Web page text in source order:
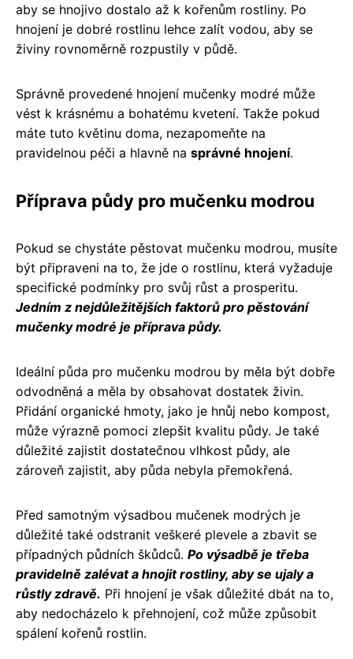
aby se hnojivo dostalo až k kořenům rostliny. Po
hnojení je dobré rostlinu lehce zalít vodou, aby se
živiny rovnoměrně rozpustily v půdě.
Správně provedené hnojení mučenky modré může
vést k krásnému a bohatému kvetení. Takže pokud
máte tuto květinu doma, nezapomeňte na
pravidelnou péči a hlavně na správné hnojení.
Příprava půdy pro mučenku modrou
Pokud se chystáte pěstovat mučenku modrou, musíte
být připraveni na to, že jde o rostlinu, která vyžaduje
specifické podmínky pro svůj růst a prosperitu.
Jedním z nejdůležitějších faktorů pro pěstování
mučenky modré je příprava půdy.
Ideální půda pro mučenku modrou by měla být dobře
odvodněná a měla by obsahovat dostatek živin.
Přidání organické hmoty, jako je hnůj nebo kompost,
může výrazně pomoci zlepšit kvalitu půdy. Je také
důležité zajistit dostatečnou vlhkost půdy, ale
zároveň zajistit, aby půda nebyla přemokřená.
Před samotným výsadbou mučenek modrých je
důležité také odstranit veškeré plevele a zbavit se
případných půdních škůdců. Po výsadbě je třeba
pravidelně zalévat a hnojit rostliny, aby se ujaly a
růstly zdravě. Při hnojení je však důležité dbát na to,
aby nedocházelo k přehnojení, což může způsobit
spálení kořenů rostlin.